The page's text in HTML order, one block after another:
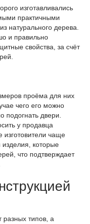
изготавливались
практичными
натурального дерева.
и правильно
свойства, за счёт
проёма для них
чего его можно
подогнать двери.
у продавца
изготовители чаще
которые
что подтверждает
типов, а